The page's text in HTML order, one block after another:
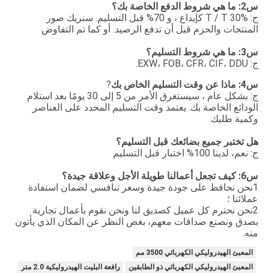
س2: ما هي شروط الدفع الخاصة بك؟
ج: T / T 30% كإيداع ، و 70% قبل التسليم. سنريك صور
المنتجات والحزم قبل أن تدفع الرصيد. أو كما تم التفاوض
س3: ما هي شروط التسليم؟
ج: EXW، FOB، CFR، CIF، DDU.
س4: ماذا عن وقت التسليم الخاص بك
?
ج: بشكل عام ، سيستغرق الأمر من 5 إلى 30 يومًا بعد استلام
الودائع الخاصة بك. يعتمد وقت التسليم المحدد على العناصر
وكمية طلبك.
هل تختبر جميع بضائعك قبل التسليم؟
ج: نعم، لدينا 100% اختبار قبل التسليم
س6: كيف تجعل أعمالنا طويلة الأجل وعلاقة جيدة؟
1نحن نحافظ على جودة جيدة وسعر تنافسي لضمان استفادة
عملائنا ؛
2نحن نحترم كل عميل كصديق لنا ونحن نقوم بأعمال تجارية
بصدق ونصنع صداقات معهم، بغض النظر عن المكان الذي يأتون
منه.
المعبئ الهيدروليكي الكهربائي 3500 مم
المعبئ الهيدروليكي الكهربائي ذو الطابقين
رافعة البليت الهيدروليكية 2.0 متر